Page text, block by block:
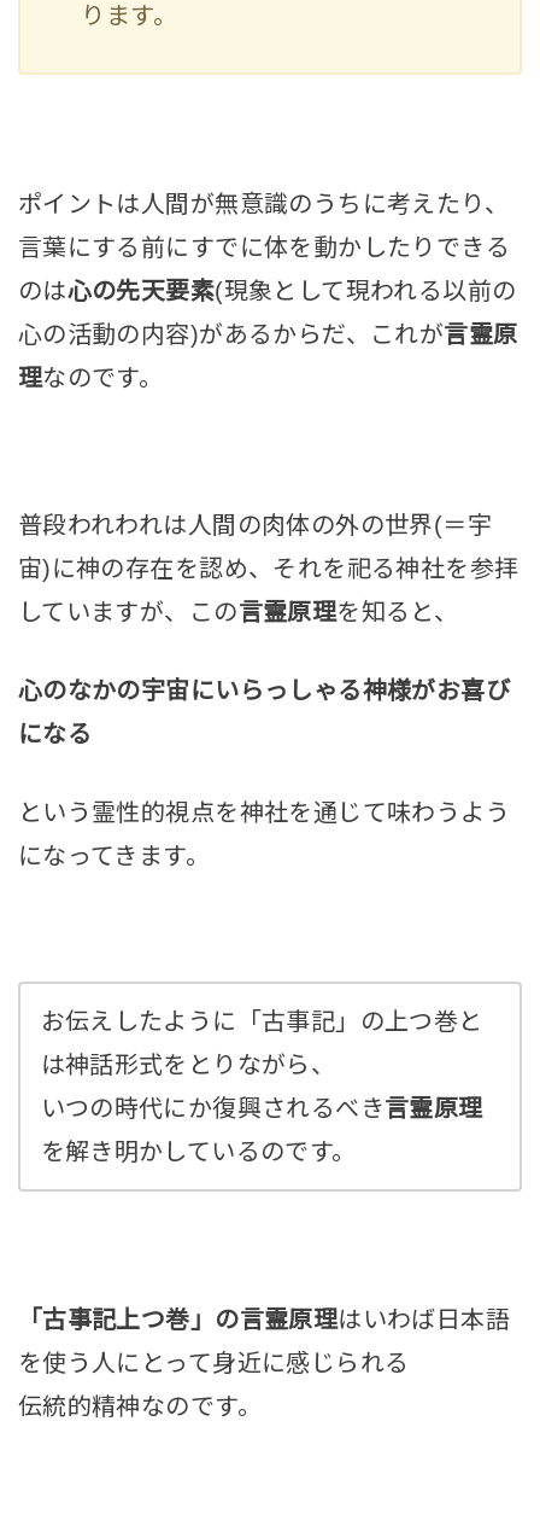
ります。
ポイントは人間が無意識のうちに考えたり、
言葉にする前にすでに体を動かしたりできる
のは心の先天要素(現象として現われる以前の
心の活動の内容)があるからだ、これが言霊原
理なのです。
普段われわれは人間の肉体の外の世界(＝宇
宙)に神の存在を認め、それを祀る神社を参拝
していますが、この言霊原理を知ると、
心のなかの宇宙にいらっしゃる神様がお喜び
になる
という霊性的視点を神社を通じて味わうよう
になってきます。
お伝えしたように「 古事記 」の上つ巻と
は神話形式をとりながら、
いつの時代にか復興されるべき言霊原理
を解き明かしているのです。
「古事記上つ巻」の言霊原理はいわば日本語
を使う人にとって身近に感じられる
伝統的精神なのです。